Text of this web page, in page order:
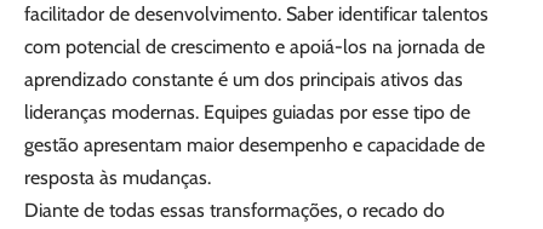
facilitador de desenvolvimento. Saber identificar talentos
com potencial de crescimento e apoiá-los na jornada de
aprendizado constante é um dos principais ativos das
lideranças modernas. Equipes guiadas por esse tipo de
gestão apresentam maior desempenho e capacidade de
resposta às mudanças.
Diante de todas essas transformações, o recado do